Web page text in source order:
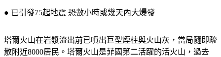
● 已引發75起地震 恐數小時或幾天內大爆發
塔爾火山在岩漿流出前已噴出巨型煙柱與火山灰，當局隨即疏
散附近8000居民。塔爾火山是菲國第二活躍的活火山，過去